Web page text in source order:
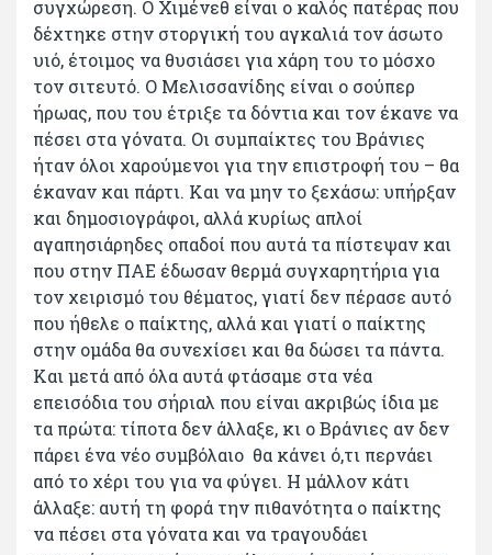
συγχώρεση. Ο Χιμένεθ είναι ο καλός πατέρας που
δέχτηκε στην στοργική του αγκαλιά τον άσωτο
υιό, έτοιμος να θυσιάσει για χάρη του το μόσχο
τον σιτευτό. Ο Μελισσανίδης είναι ο σούπερ
ήρωας, που του έτριξε τα δόντια και τον έκανε να
πέσει στα γόνατα. Οι συμπαίκτες του Βράνιες
ήταν όλοι χαρούμενοι για την επιστροφή του – θα
έκαναν και πάρτι. Και να μην το ξεχάσω: υπήρξαν
και δημοσιογράφοι, αλλά κυρίως απλοί
αγαπησιάρηδες οπαδοί που αυτά τα πίστεψαν και
που στην ΠΑΕ έδωσαν θερμά συγχαρητήρια για
τον χειρισμό του θέματος, γιατί δεν πέρασε αυτό
που ήθελε ο παίκτης, αλλά και γιατί ο παίκτης
στην ομάδα θα συνεχίσει και θα δώσει τα πάντα.
Και μετά από όλα αυτά φτάσαμε στα νέα
επεισόδια του σήριαλ που είναι ακριβώς ίδια με
τα πρώτα: τίποτα δεν άλλαξε, κι ο Βράνιες αν δεν
πάρει ένα νέο συμβόλαιο θα κάνει ό,τι περνάει
από το χέρι του για να φύγει. Η μάλλον κάτι
άλλαξε: αυτή τη φορά την πιθανότητα ο παίκτης
να πέσει στα γόνατα και να τραγουδάει